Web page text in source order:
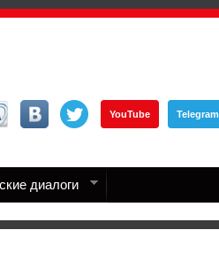
YouTube Telegram
диалоги